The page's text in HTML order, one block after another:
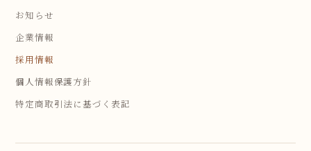
お知らせ
企業情報
採用情報
個人情報保護方針
特定商取引法に基づく表記